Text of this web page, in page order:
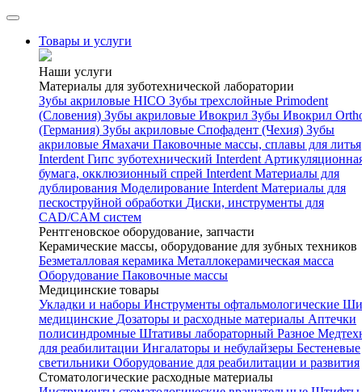
Товары и услуги
Наши услуги
Материалы для зуботехнической лаборатории
Зубы акриловые HICO Зубы трехслойные Primodent
(Словения) Зубы акриловые Ивокрил Зубы Ивокрил
(Германия) Зубы акриловые Спофадент (Чехия) Зубы
акриловые Ямахачи Паковочные массы, сплавы для литья
Interdent Гипс зуботехнический Interdent
бумага, окклюзионный спрей Interdent Материалы для
дублирования Моделирование Interdent Материалы для
пескоструйной обработки Диски, инструменты для
CAD/CAM систем
Рентгеновское оборудование, запчасти
Керамические массы, оборудование для зубных техников
Безметалловая керамика Металлокерамическая масса
Оборудование Паковочные массы
Медицинские товары
Укладки и наборы Инструменты офтальмологические
медицинские Дозаторы и расходные материалы Аптечки
полисиндромные Штативы лабораторный Разное
для реабилитации Ингалаторы и небулайзеры Бестеневые
светильники Оборудование для реабилитации и развития
Стоматологические расходные материалы